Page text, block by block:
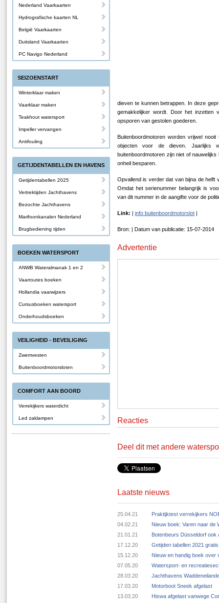
dieven te kunnen betrappen. In deze
gemakkelijker wordt. Door het inzetten
opsporen van gestolen goederen.
Buitenboordmotoren worden vrijwel
objecten voor de dieven. Jaarlijks
buitenboordmotoren zijn niet of
onheil besparen.
Opvallend is verder dat van bijna de helft
Omdat het serienummer belangrijk is
van dit nummer in de aangifte voor de
Link: | info buitenboordmotorslot |
Bron: | Datum van publicatie: 15-07-2014
Advertentie
Reacties
Deel dit met andere
Laatste nieuws
25.04.21
Praktijktest verrekijkers
04.02.21
Nieuw boek: Varen naar de
21.01.21
Botenbeurs Düsseldorf ook
17.12.20
Getijden tabellen 2021
15.12.20
Nieuw en handig boek over
07.05.20
Watersport- en
28.03.20
Jachthavens
17.03.20
Motorboot Sneek afgelast
13.03.20
Hiswa afgelast vanwege
Nederland Vaarkaarten
Hydrografische kaarten NL
België Vaarkaarten
Duitsland Vaarkaarten
PC Navigo Nederland
SEIZOENSTART
Winterklaar maken
Vaarklaar maken
Teakhout watersport
Impeller vervangen
Antifouling
GETIJDENTABELLEN EN HAVENS
Getijdentabellen 2025
Vertrektijden Jachthavens
Bezochte Jachthavens
Marifoonkanalen Nederland
Brugbediening tijden
BOEKEN WATERSPORT
ANWB Wateralmanak 1 en 2
Vaarroutes boeken
Hollandia vaarwijzers
Cursusboeken watersport
Onderhoudsboeken
VEILIGHEID - BEVEILIGING
Zwemvesten
Buitenboordmotorsloten
COMFORT AAN BOORD
Verrekijkers waterdicht
Led zaklampen